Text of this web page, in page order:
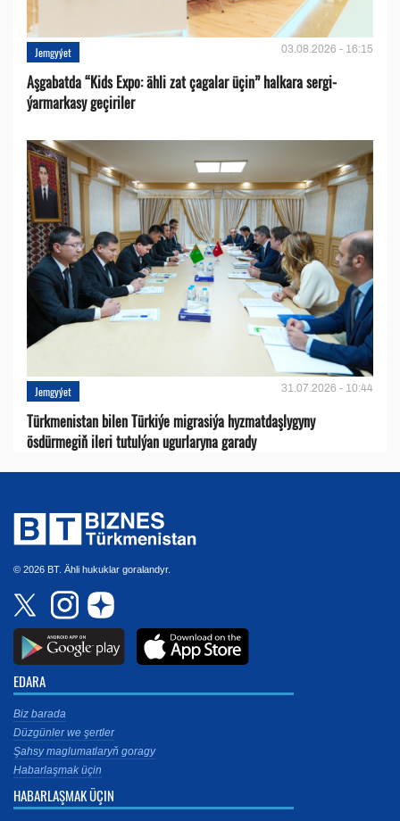
Jemgyýet 03.08.2026 - 16:15
Aşgabatda “Kids Expo: ähli zat çagalar üçin” halkara sergi-
ýarmarkasy geçiriler
Jemgyýet 31.07.2026 - 10:44
Türkmenistan bilen Türkiýe migrasiýa hyzmatdaşlygyny
ösdürmegiň ileri tutulýan ugurlaryna garady
© 2026 BT. Ähli hukuklar goralandyr.
EDARA
Biz barada
Düzgünler we şertler
Şahsy maglumatlaryň goragy
Habarlaşmak üçin
HABARLAŞMAK ÜÇIN